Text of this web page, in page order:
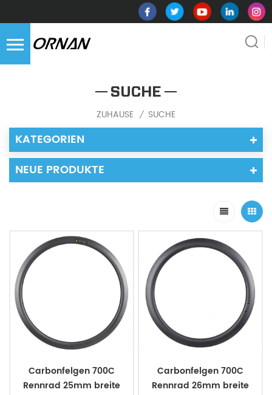
SUCHE
ZUHAUSE / SUCHE
KATEGORIEN
NEUE PRODUKTE
Carbonfelgen 700C
Rennrad 25mm breite
Carbonfelgen 700C
Rennrad 26mm breite